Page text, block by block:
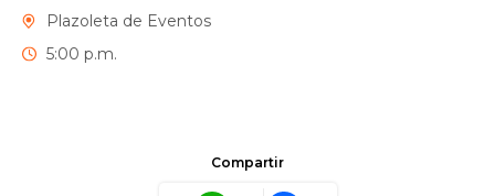
Plazoleta de Eventos
5:00 p.m.
Compartir